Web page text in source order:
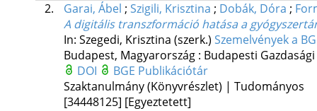
2.
Garai, Ábel ; Szigili, Krisztina ; Dobák, Dóra ;
A digitális transzformáció hatása a
In: Szegedi, Krisztina (szerk.) Szemelvények a
Budapest, Magyarország : Budapesti
DOI
BGE Publikációtár
Szaktanulmány (Könyvrészlet) | Tudományos
[34448125] [Egyeztetett]